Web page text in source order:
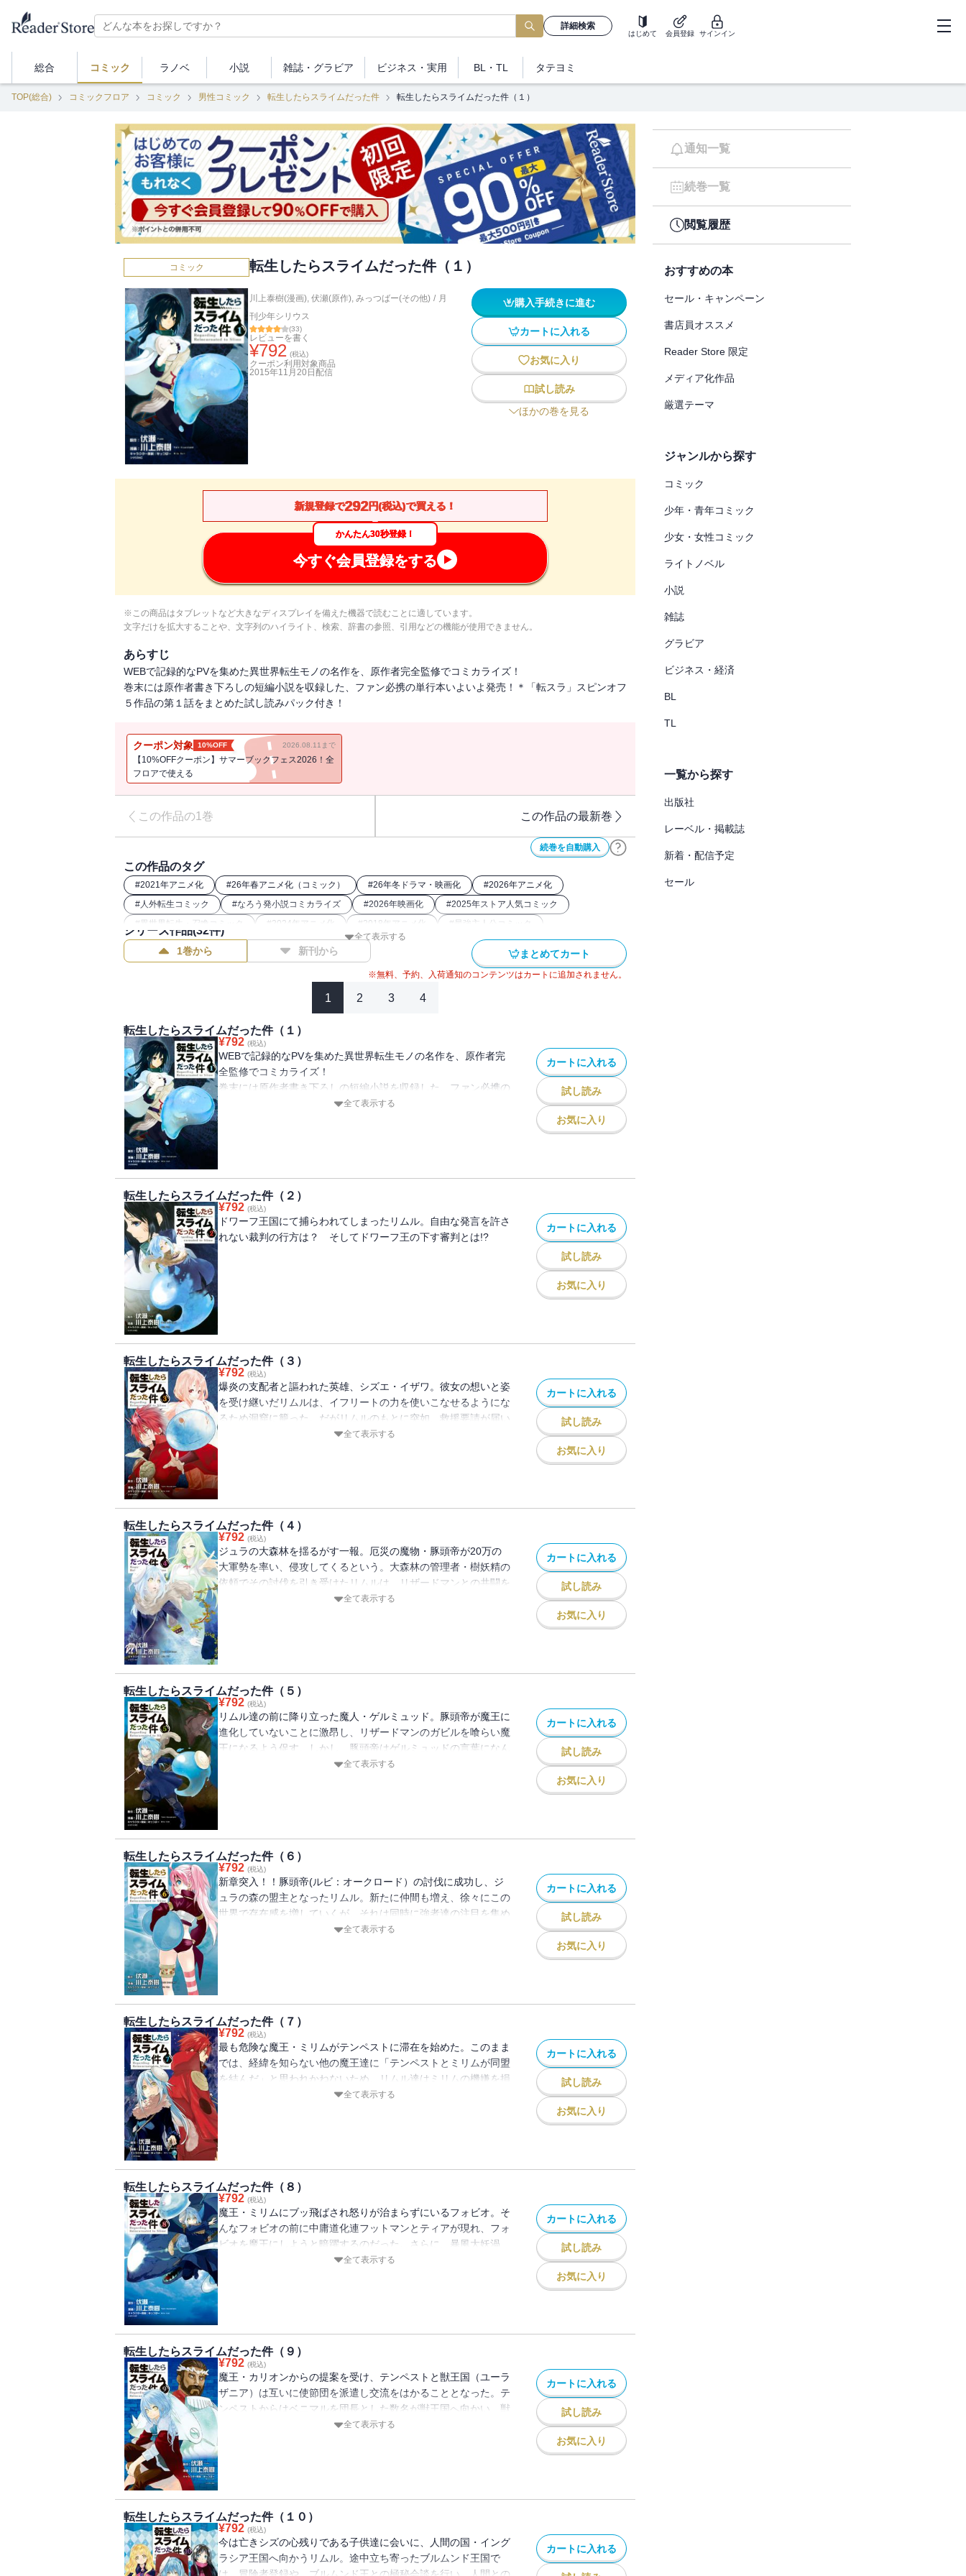
詳細検索
はじめて 会員登録 サインイン
総合 コミック ラノベ 小説 雑誌・ グラビア ビジネス ・実用 BL・TL タテヨミ
TOP(総合) コミックフロア コミック 男性コミック 転生したらスライムだった件 転生したらスライムだった件（１）
コミック 転生したらスライムだった件（１）
川上泰樹(漫画), 伏瀬(原作), みっつばー(その他) / 月
刊少年シリウス
(33)
レビューを書く
¥792 (税込)
クーポン利用対象商品
2015年11月20日 配信
購入手続きに進む
カートに入れる
お気に入り
試し読み
ほかの巻を見る
新規登録で292円(税込)で買える！
かんたん30秒登録！
今すぐ会員登録をする
※この商品はタブレットなど大きなディスプレイを備えた機器で読むことに適しています。
文字だけを拡大することや、文字列のハイライト、検索、辞書の参照、引用などの機能が使用できません。
あらすじ
WEBで記録的なPVを集めた異世界転生モノの名作を、原作者完全監修でコミカライズ！
巻末には原作者書き下ろしの短編小説を収録した、ファン必携の単行本いよいよ発売！＊「転スラ」スピンオフ
５作品の第１話をまとめた試し読みパック付き！
クーポン対象 10%OFF 2026.08.11まで
【10%OFFクーポン】サマーブックフェス2026！全
フロアで使える
この作品の1巻 この作品の最新巻
続巻を自動購入
この作品のタグ
#2021年アニメ化 #26年春アニメ化（コミック） #26年冬ドラマ・映画化 #2026年アニメ化
#人外転生コミック #なろう発小説コミカライズ #2026年映画化 #2025年ストア人気コミック
# 異世界転生・召喚コミック #2024年アニメ化 #2018年アニメ化 # 最強主人公コミック
#転生したらスライムだった件関連作 #講談社漫画賞
全て表示する
シリーズ作品(32件)
1巻から 新刊から まとめてカート
※無料、予約、入荷通知のコンテンツはカートに追加されません。
1 2 3 4
転生したらスライムだった件（１）
¥792 (税込)
WEBで記録的なPVを集めた異世界転生モノの名作を、原作者完
全監修でコミカライズ！
巻末には原作者書き下ろしの短編小説を収録した、ファン必携の
単行本いよいよ発売！＊「転スラ」スピンオフ５作品の第１話を
全て表示する
カートに入れる
試し読み
お気に入り
転生したらスライムだった件（２）
¥792 (税込)
ドワーフ王国にて捕らわれてしまったリムル。自由な発言を許さ
れない裁判の行方は？ そしてドワーフ王の下す審判とは!?
カートに入れる
試し読み
お気に入り
転生したらスライムだった件（３）
¥792 (税込)
爆炎の支配者と謳われた英雄、シズエ・イザワ。彼女の想いと姿
を受け継いだリムルは、イフリートの力を使いこなせるようにな
るため洞窟に籠った。だがリムルのもとに突如、救援要請が届い
た。駆けつけた場所には、大鬼族を前に倒れた仲間がいて――!?
全て表示する
カートに入れる
試し読み
お気に入り
転生したらスライムだった件（４）
¥792 (税込)
ジュラの大森林を揺るがす一報。厄災の魔物・豚頭帝が20万の
大軍勢を率い、侵攻してくるという。大森林の管理者・樹妖精の
依頼でその討伐を引き受けたリムルは、リザードマンとの共闘を
全て表示する
カートに入れる
試し読み
お気に入り
転生したらスライムだった件（５）
¥792 (税込)
リムル達の前に降り立った魔人・ゲルミュッド。豚頭帝が魔王に
進化していないことに激昂し、リザードマンのガビルを喰らい魔
王になるよう促す。しかし、豚頭帝はゲルミュッドの言葉になん
の反応も示さない。だがその時――。リムルはこの戦況を打破出
全て表示する
カートに入れる
試し読み
お気に入り
転生したらスライムだった件（６）
¥792 (税込)
新章突入！！豚頭帝(ルビ：オークロード）の討伐に成功し、ジ
ュラの森の盟主となったリムル。新たに仲間も増え、徐々にこの
世界で存在感を増していくが、それは同時に強者達の注目を集め
るということでもあった。ドワーフ王のガゼル、そして最古の魔
全て表示する
カートに入れる
試し読み
お気に入り
転生したらスライムだった件（７）
¥792 (税込)
最も危険な魔王・ミリムがテンペストに滞在を始めた。このまま
では、経緯を知らない他の魔王達に「テンペストとミリムが同盟
を結んだ」と思われかねないため、リムル達はミリムの機嫌を損
ねないようにしつつ、この嵐が去るのを待つつもりでいた。しか
全て表示する
カートに入れる
試し読み
お気に入り
転生したらスライムだった件（８）
¥792 (税込)
魔王・ミリムにブッ飛ばされ怒りが治まらずにいるフォビオ。そ
んなフォビオの前に中庸道化連フットマンとティアが現れ、フォ
ビオを魔王にしようと暗躍するのだった。さらに、暴風大妖渦
（ルビ：カリュブディス）が復活しテンペストを目指していると
全て表示する
カートに入れる
試し読み
お気に入り
転生したらスライムだった件（９）
¥792 (税込)
魔王・カリオンからの提案を受け、テンペストと獣王国（ユーラ
ザニア）は互いに使節団を派遣し交流をはかることとなった。テ
ンペストからはベニマルを団長とした数名が獣王国へ向かい、獣
王国からは黄蛇角のアルビスを中心とする使節団がテンペストに
全て表示する
カートに入れる
試し読み
お気に入り
転生したらスライムだった件（１０）
¥792 (税込)
今は亡きシズの心残りである子供達に会いに、人間の国・イング
ラシア王国へ向かうリムル。途中立ち寄ったブルムンド王国で
カートに入れる
通知一覧
続巻一覧
閲覧履歴
おすすめの本
セール・キャンペーン
書店員オススメ
Reader Store 限定
メディア化作品
厳選テーマ
ジャンルから探す
コミック
少年・青年コミック
少女・女性コミック
ライトノベル
小説
雑誌
グラビア
ビジネス・経済
BL
TL
一覧から探す
出版社
レーベル・掲載誌
新着・配信予定
セール